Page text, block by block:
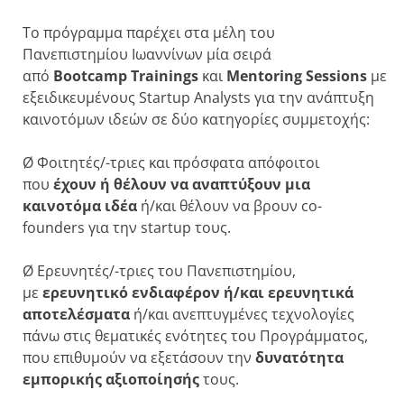
Το πρόγραμμα παρέχει στα μέλη του
Πανεπιστημίου Ιωαννίνων μία σειρά
από BootcampTrainings και MentoringSessions με
εξειδικευμένους Startup Analysts για την ανάπτυξη
καινοτόμων ιδεών σε δύο κατηγορίες συμμετοχής:
Ø Φοιτητές/-τριες και πρόσφατα απόφοιτοι
που έχουν ή θέλουν να αναπτύξουν μια
καινοτόμα ιδέα ή/και θέλουν να βρουν co-
founders για την startup τους.
Ø Ερευνητές/-τριες του Πανεπιστημίου,
με ερευνητικό ενδιαφέρον ή/και ερευνητικά
αποτελέσματα ή/και ανεπτυγμένες τεχνολογίες
πάνω στις θεματικές ενότητες του Προγράμματος,
που επιθυμούν να εξετάσουν την δυνατότητα
εμπορικής αξιοποίησήςτους.